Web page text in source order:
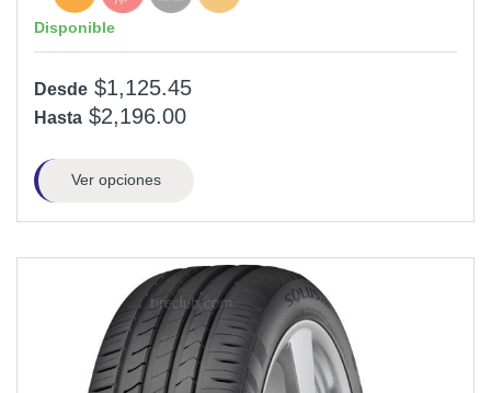
Disponible
Desde $1,125.45
Hasta $2,196.00
Ver opciones